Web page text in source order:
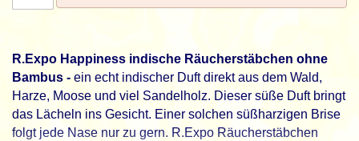
R.Expo Happiness indische Räucherstäbchen ohne
Bambus - ein echt indischer Duft direkt aus dem Wald,
Harze, Moose und viel Sandelholz. Dieser süße Duft bringt
das Lächeln ins Gesicht. Einer solchen süßharzigen Brise
folgt jede Nase nur zu gern. R.Expo Räucherstäbchen